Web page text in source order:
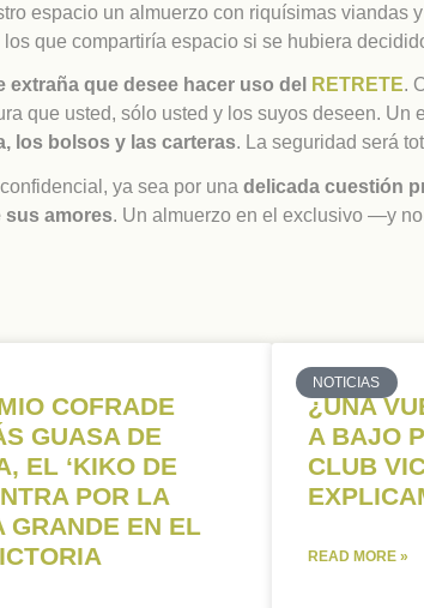
espacio un almuerzo con riquísimas viandas
los que compartiría espacio si se hubiera
extraña que desee hacer uso del RETRETE.
que usted, sólo usted y los suyos deseen. Un
los bolsos y las carteras. La seguridad será
ya sea por una delicada cuestión
sus amores. Un almuerzo en el exclusivo —y
COFRADE
GUASA DE
EL ‘KIKO DE
POR LA
GRANDE EN EL
NOTICIAS
¿UNA
A BAJO
CLUB
READ MORE »